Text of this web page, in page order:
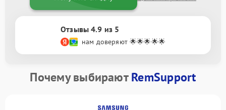
Отзывы 4.9 из 5
нам доверяют 🌟🌟🌟🌟🌟
Почему выбираютRemSupport